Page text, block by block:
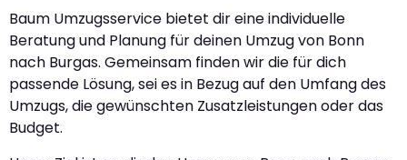
Baum Umzugsservice bietet dir eine individuelle
Beratung und Planung für deinen Umzug von Bonn
nach Burgas. Gemeinsam finden wir die für dich
passende Lösung, sei es in Bezug auf den Umfang des
Umzugs, die gewünschten Zusatzleistungen oder das
Budget.